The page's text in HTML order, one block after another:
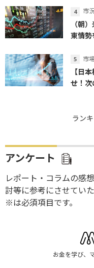
市
（朝
東情勢
市
【日
せ！次
ラン
アンケート
レポート・コラムの感
討等に参考にさせていた
※は必須項目です。
お金を学び、